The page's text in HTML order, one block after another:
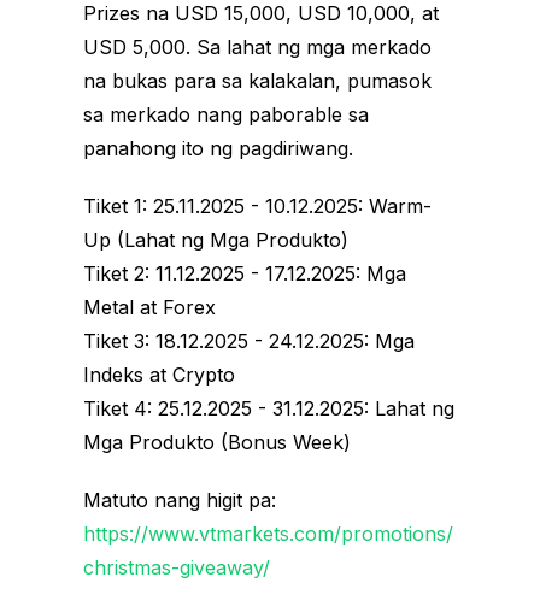
Prizes na USD 15,000, USD 10,000, at
USD 5,000. Sa lahat ng mga merkado
na bukas para sa kalakalan, pumasok
sa merkado nang paborable sa
panahong ito ng pagdiriwang.
Tiket 1: 25.11.2025 - 10.12.2025: Warm-
Up (Lahat ng Mga Produkto)
Tiket 2: 11.12.2025 - 17.12.2025: Mga
Metal at Forex
Tiket 3: 18.12.2025 - 24.12.2025: Mga
Indeks at Crypto
Tiket 4: 25.12.2025 - 31.12.2025: Lahat ng
Mga Produkto (Bonus Week)
Matuto nang higit pa:
https://www.vtmarkets.com/promotions/
christmas-giveaway/